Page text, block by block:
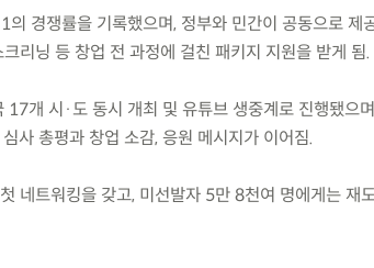
경쟁률을 기록했으며, 정부와 민간이 공동으로
닝 등 창업 전 과정에 걸친 패키지 지원을 받게 됨.
개 시·도 동시 개최 및 유튜브 생중계로 진행됐으
사 총평과 창업 소감, 응원 메시지가 이어짐.
네트워킹을 갖고, 미선발자 5만 8천여 명에게는 재